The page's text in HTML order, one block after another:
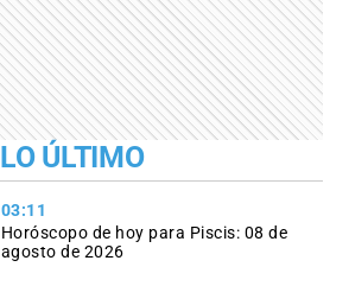
LO ÚLTIMO
03:11
Horóscopo de hoy para Piscis: 08 de
agosto de 2026